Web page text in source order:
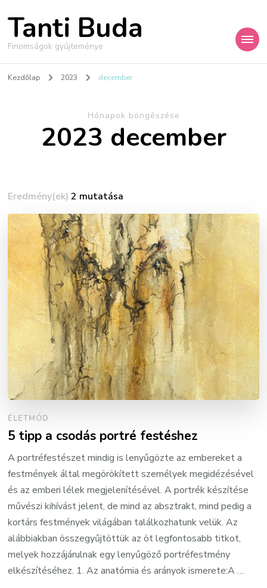
Tanti Buda
Finomságok gyűjteménye
Kezdőlap 2023 december
Hónapok böngészése
2023 december
Eredmény(ek)2 mutatása
ÉLETMÓD
5 tipp a csodás portré festéshez
A portréfestészet mindig is lenyűgözte az embereket a
festmények által megörökített személyek megidézésével
és az emberi lélek megjelenítésével. A portrék készítése
művészi kihívást jelent, de mind az absztrakt, mind pedig a
kortárs festmények világában találkozhatunk velük. Az
alábbiakban összegyűjtöttük az öt legfontosabb titkot,
melyek hozzájárulnak egy lenyűgöző portréfestmény
elkészítéséhez. 1. Az anatómia és arányok ismerete:A …